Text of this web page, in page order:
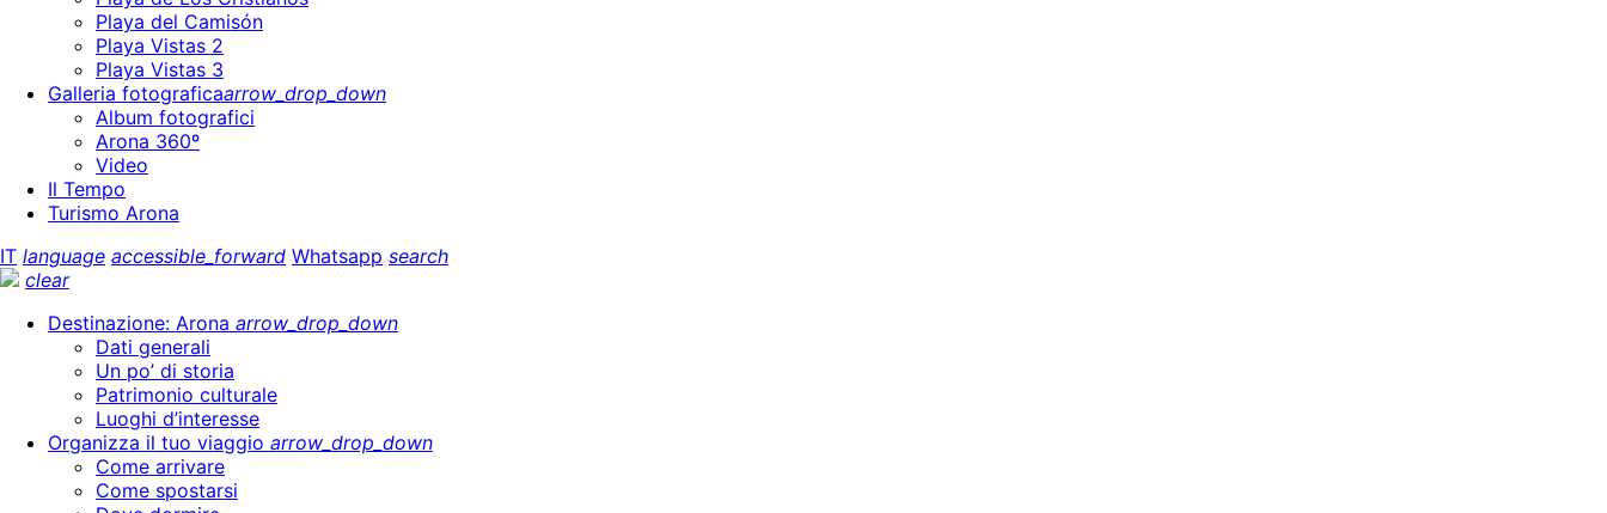
Playa del Camisón
Playa Vistas 2
Playa Vistas 3
Galleria fotograficaarrow_drop_down
Album fotografici
Arona 360º
Video
Il Tempo
Turismo Arona
IT language accessible_forward Whatsapp search
clear
Destinazione: Arona arrow_drop_down
Dati generali
Un po’ di storia
Patrimonio culturale
Luoghi d’interesse
Organizza il tuo viaggio arrow_drop_down
Come arrivare
Come spostarsi